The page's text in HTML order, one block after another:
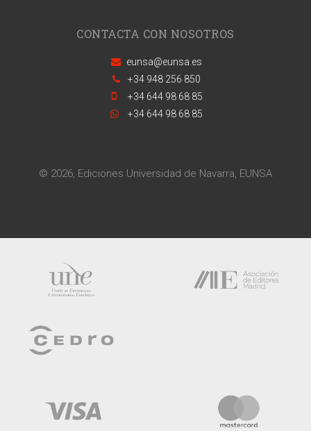
CONTACTA CON NOSOTROS
eunsa@eunsa.es
+34 948 256 850
+34 644 98 68 85
+34 644 98 68 85
© 2026, Ediciones Universidad de Navarra, EUNSA